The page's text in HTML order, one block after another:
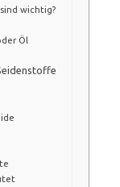
wichtig?
Öl